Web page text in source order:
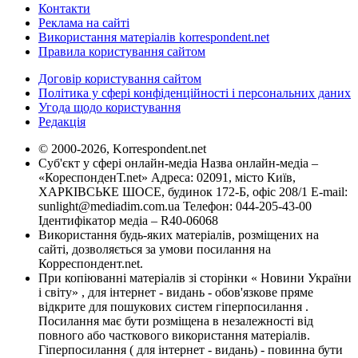
Контакти
Реклама на сайті
Використання матеріалів korrespondent.net
Правила користування сайтом
Договір користування сайтом
Політика у сфері конфіденційності і персональних даних
Угода щодо користування
Редакція
© 2000-2026, Korrespondent.net
Суб'єкт у сфері онлайн-медіа Назва онлайн-медіа –
«КореспонденТ.net» Адреса: 02091, місто Київ,
ХАРКІВСЬКЕ ШОСЕ, будинок 172-Б, офіс 208/1 E-mail:
sunlight@mediadim.com.ua Телефон: 044-205-43-00
Ідентифікатор медіа – R40-06068
Використання будь-яких матеріалів, розміщених на
сайті, дозволяється за умови посилання на
Корреспондент.net.
При копіюванні матеріалів зі сторінки « Новини України
і світу» , для інтернет - видань - обов'язкове пряме
відкрите для пошукових систем гіперпосилання .
Посилання має бути розміщена в незалежності від
повного або часткового використання матеріалів.
Гіперпосилання ( для інтернет - видань) - повинна бути